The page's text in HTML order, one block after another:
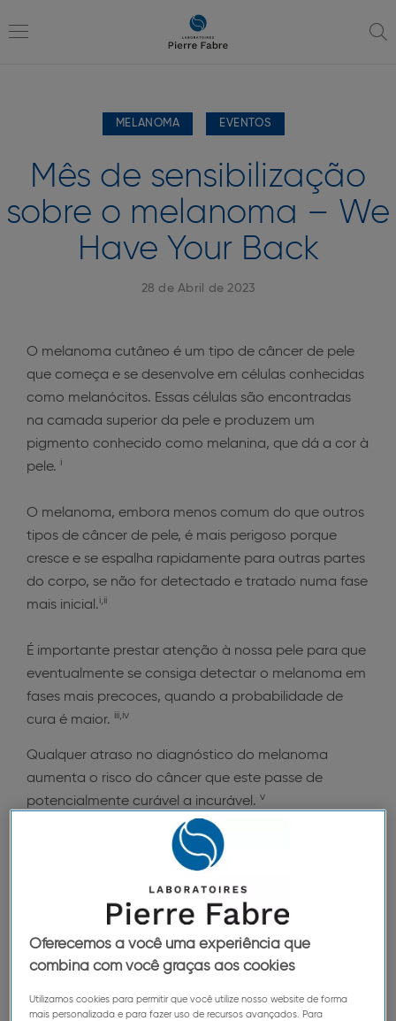
para
para
MELANOMA EVENTOS
Mês de sensibilização
sobre o melanoma – We
Have Your Back
28 de Abril de 2023
O melanoma cutâneo é um tipo de câncer de pele
que começa e se desenvolve em células conhecidas
como melanócitos. Essas células são encontradas
na camada superior da pele e produzem um
pigmento conhecido como melanina, que dá a cor à
pele. i
O melanoma, embora menos comum do que outros
tipos de câncer de pele, é mais perigoso porque
cresce e se espalha rapidamente para outras partes
do corpo, se não for detectado e tratado numa fase
mais inicial.i,ii
É importante prestar atenção à nossa pele para que
eventualmente se consiga detectar o melanoma em
fases mais precoces, quando a probabilidade de
cura é maior. iii,iv
Qualquer atraso no diagnóstico do melanoma
aumenta o risco do câncer que este passe de
potencialmente curável a incurável. v
Qualquer pessoa pode sofrer de melanoma, mas é
reportado com maior frequência em populações
com pele clara, o que é parcialmente atribuível à
fotoproteção que é diminuída pela melanina
É importante reconhecer os sinais e os sintomas do
precoce e atingir melhores resultados com o
Oferecemos a você uma experiência que
combina com você graças aos cookies
Utilizamos cookies para permitir que você utilize nosso website de forma
mais personalizada e para fazer uso de recursos avançados. Para